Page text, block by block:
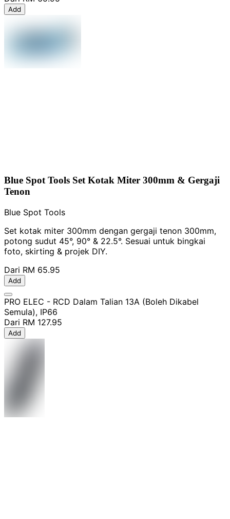
Add
Blue Spot Tools Set Kotak Miter 300mm & Gergaji
Tenon
Blue Spot Tools
Set kotak miter 300mm dengan gergaji tenon 300mm,
potong sudut 45°, 90° & 22.5°. Sesuai untuk bingkai
foto, skirting & projek DIY.
Dari RM 65.95
Add
PRO ELEC - RCD Dalam Talian 13A (Boleh Dikabel
Semula), IP66
Dari RM 127.95
Add